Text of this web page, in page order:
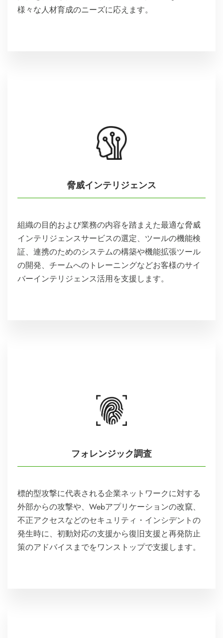
様々な人材育成のニーズに応えます。
脅威インテリジェンス
組織の目的および業務の内容を踏まえた最適な脅威
インテリジェンスサービスの選定、ツールの機能検
証、連携のためのシステムの構築や機能拡張ツール
の開発、チームへのトレーニングなどお客様のサイ
バーインテリジェンス活用を支援します。
フォレンジック調査
標的型攻撃に代表される企業ネットワークに対する
外部からの攻撃や、Webアプリケーションの改竄、
不正アクセスなどのセキュリティ・インシデントの
発生時に、初動対応の支援から復旧支援と再発防止
策のアドバイスまでをワンストップで支援します。